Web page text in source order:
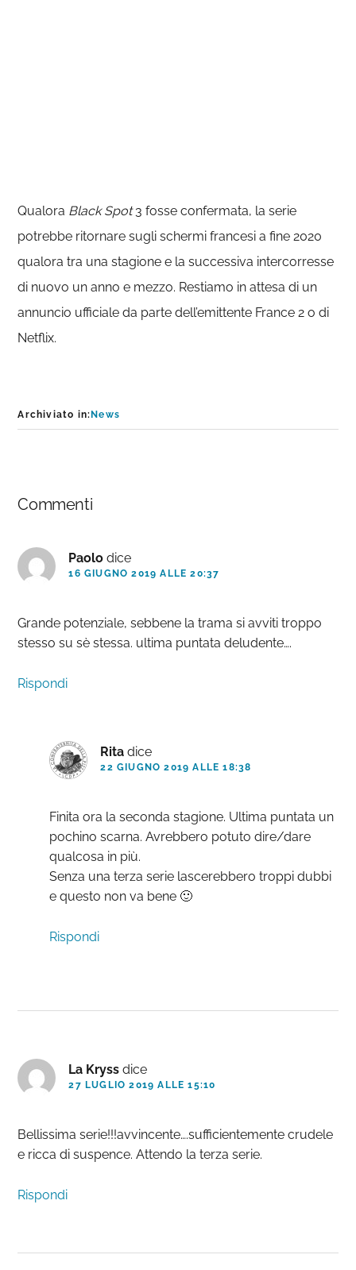
Qualora Black Spot3 fosse confermata, la serie
potrebbe ritornare sugli schermi francesi a fine 2020
qualora tra una stagione e la successiva intercorresse
di nuovo un anno e mezzo. Restiamo in attesa di un
annuncio ufficiale da parte dell’emittente France 2 o di
Netflix.
Archiviato in: News
del
lettore
Commenti
Paolo dice
16 GIUGNO 2019 ALLE 20:37
Grande potenziale, sebbene la trama si avviti troppo
stesso su sè stessa. ultima puntata deludente….
Rispondi
Rita dice
22 GIUGNO 2019 ALLE 18:38
Finita ora la seconda stagione. Ultima puntata un
pochino scarna. Avrebbero potuto dire/dare
qualcosa in più.
Senza una terza serie lascerebbero troppi dubbi
e questo non va bene 🙂
Rispondi
La Kryss dice
27 LUGLIO 2019 ALLE 15:10
Bellissima serie!!!avvincente….sufficientemente crudele
e ricca di suspence. Attendo la terza serie.
Rispondi